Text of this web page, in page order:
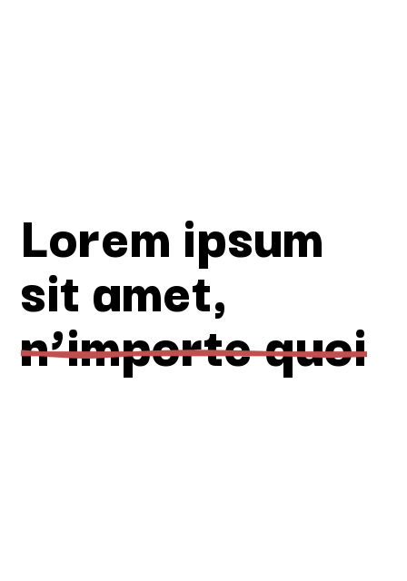
Lorem ipsum
sit amet,
n’importe quoi